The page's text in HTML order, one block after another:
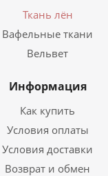
Ткань лён
Вафельные ткани
Вельвет
Информация
Как купить
Условия оплаты
Условия доставки
Возврат и обмен